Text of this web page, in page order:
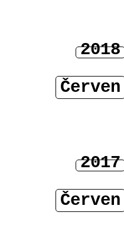
2018
Červen
2017
Červen